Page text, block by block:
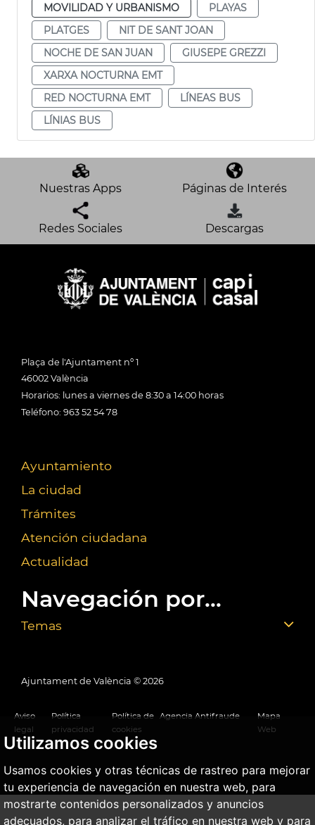
Utilizamos cookies
Usamos cookies y otras técnicas de rastreo para mejorar
tu experiencia de navegación en nuestra web, para
mostrarte contenidos personalizados y anuncios
adecuados, para analizar el tráfico en nuestra web y para
MOVILIDAD Y URBANISMO
PLAYAS
PLATGES
NIT DE SANT JOAN
NOCHE DE SAN JUAN
GIUSEPE GREZZI
XARXA NOCTURNA EMT
RED NOCTURNA EMT
LÍNEAS BUS
LÍNIAS BUS
Nuestras Apps Páginas de Interés
Redes Sociales Descargas
Plaça de l'Ajuntament nº 1
46002 València
Horarios: lunes a viernes de 8:30 a 14:00 horas
Teléfono: 963 52 54 78
Ayuntamiento
La ciudad
Trámites
Atención ciudadana
Actualidad
Navegación por...
Temas
Ajuntament de València © 2026
Aviso
legal
Política
privacidad
Política de
cookies
Agencia Antifraude
Mapa
Web